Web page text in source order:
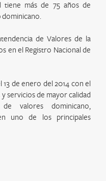
tiene más de 75 años de
dominicano.
de Valores de la
en el Registro Nacional de
de enero del 2014 con el
servicios de mayor calidad
valores dominicano,
uno de los principales